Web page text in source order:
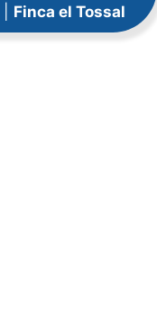
Finca el Tossal